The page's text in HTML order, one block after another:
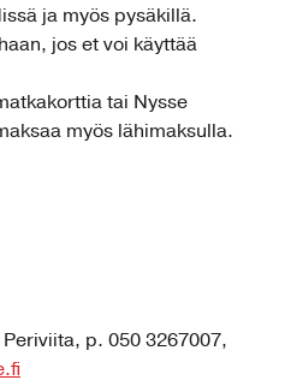
ja myös pysäkillä.
jos et voi käyttää
tai Nysse
myös lähimaksulla.
p. 050 3267007,